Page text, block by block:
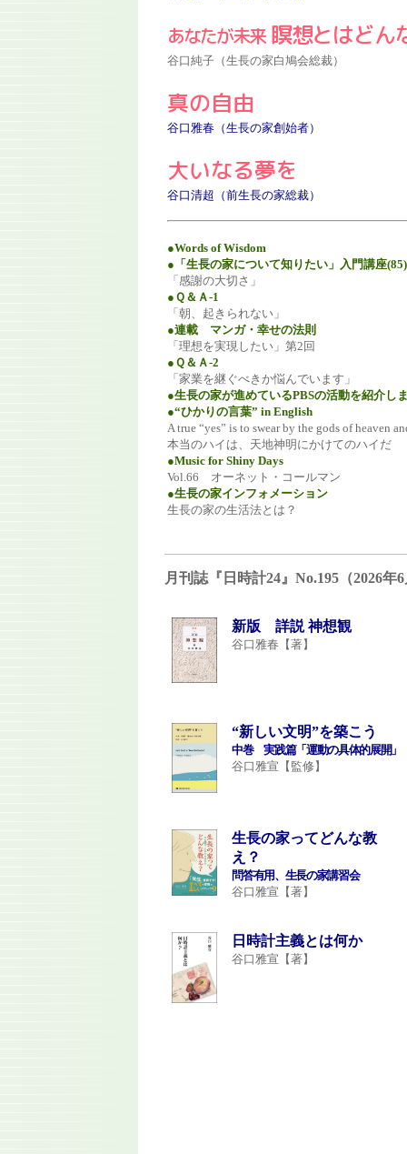
あなたが未来瞑想とはどん
谷口純子（生長の家白鳩会総裁）
真の自由
谷口雅春（生長の家創始者）
大いなる夢を
谷口清超（前生長の家総裁）
●Words of Wisdom
●「生長の家について知りたい」入門講座(85)
「感謝の大切さ」
●Ｑ＆Ａ-1
「朝、起きられない」
●連載 マンガ・幸せの法則
「理想を実現したい」第2回
●Ｑ＆Ａ-2
「家業を継ぐべきか悩んでいます」
●生長の家が進めているPBSの活動を紹介し
●“ひかりの言葉” in English
A true “yes” is to swear by the gods of heaven
本当のハイは、天地神明にかけてのハイだ
●Music for Shiny Days
Vol.66 オーネット・コールマン
●生長の家インフォメーション
生長の家の生活法とは？
月刊誌『日時計24』No.195（2026
新版 詳説 神想観
谷口雅春【著】
“新しい文明”を築こう
中巻 実践篇「運動の具体的展開」
谷口雅宣【監修】
生長の家ってどんな教
え？
問答有用、生長の家講習会
谷口雅宣【著】
日時計主義とは何か
谷口雅宣【著】